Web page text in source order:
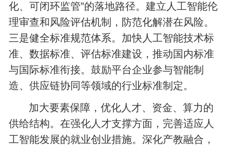
化、可闭环监管”的落地路径。建立人工智能伦
理审查和风险评估机制，防范化解潜在风险。
三是健全标准规范体系。加快人工智能技术标
准、数据标准、评估标准建设，推动国内标准
与国际标准衔接。鼓励平台企业参与智能制
造、供应链协同等领域的行业标准制定。
加大要素保障，优化人才、资金、算力的
供给结构。在强化人才支撑方面，完善适应人
工智能发展的就业创业措施。深化产教融合，